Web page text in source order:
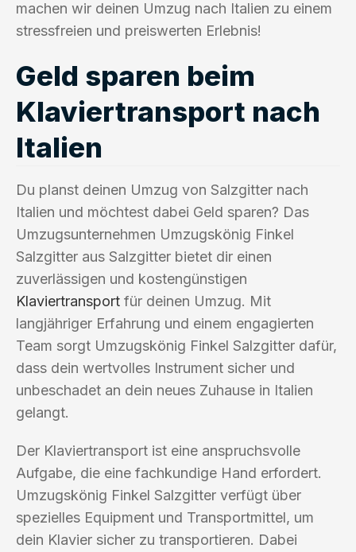
machen wir deinen Umzug nach Italien zu einem
stressfreien und preiswerten Erlebnis!
Geld sparen beim
Klaviertransport nach
Italien
Du planst deinen Umzug von Salzgitter nach
Italien und möchtest dabei Geld sparen? Das
Umzugsunternehmen Umzugskönig Finkel
Salzgitter aus Salzgitter bietet dir einen
zuverlässigen und kostengünstigen
Klaviertransport für deinen Umzug. Mit
langjähriger Erfahrung und einem engagierten
Team sorgt Umzugskönig Finkel Salzgitter dafür,
dass dein wertvolles Instrument sicher und
unbeschadet an dein neues Zuhause in Italien
gelangt.
Der Klaviertransport ist eine anspruchsvolle
Aufgabe, die eine fachkundige Hand erfordert.
Umzugskönig Finkel Salzgitter verfügt über
spezielles Equipment und Transportmittel, um
dein Klavier sicher zu transportieren. Dabei